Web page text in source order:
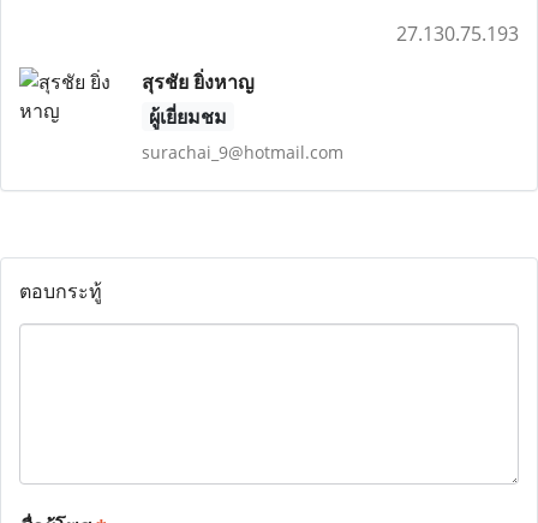
27.130.75.193
สุรชัย ยิ่งหาญ
ผู้เยี่ยมชม
surachai_9@hotmail.com
ตอบกระทู้